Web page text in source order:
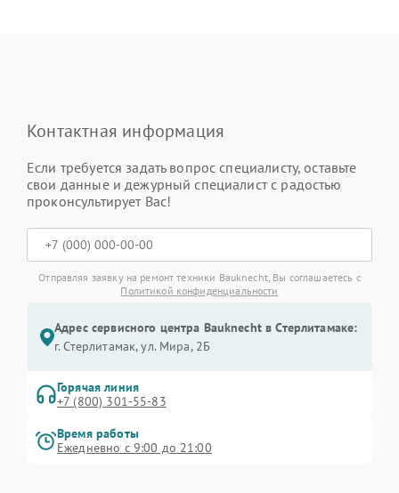
Контактная информация
Если требуется задать вопрос специалисту, оставьте
свои данные и дежурный специалист с радостью
проконсультирует Вас!
Отправляя заявку на ремонт техники Bauknecht, Вы соглашаетесь с
Политикой конфиденциальности
Адрес сервисного центра Bauknecht в Стерлитамаке:
г. Стерлитамак, ул. Мира, 2Б
Горячая линия
+7 (800) 301-55-83
Время работы
Ежедневно с 9:00 до 21:00